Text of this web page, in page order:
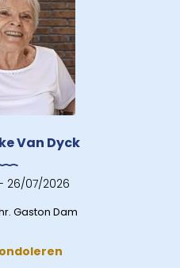
Van Dyck
26/07/2026
Gaston Dam